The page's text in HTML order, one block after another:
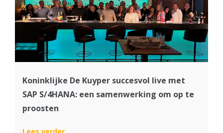
the
Year
Koninklijke De Kuyper succesvol live met
SAP S/4HANA: een samenwerking om op te
proosten
: